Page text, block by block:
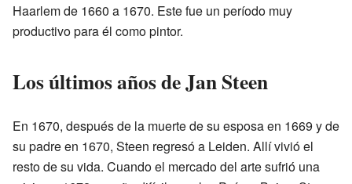
Haarlem de 1660 a 1670. Este fue un período muy
productivo para él como pintor.
Los últimos años de Jan Steen
En 1670, después de la muerte de su esposa en 1669 y de
su padre en 1670, Steen regresó a Leiden. Allí vivió el
resto de su vida. Cuando el mercado del arte sufrió una